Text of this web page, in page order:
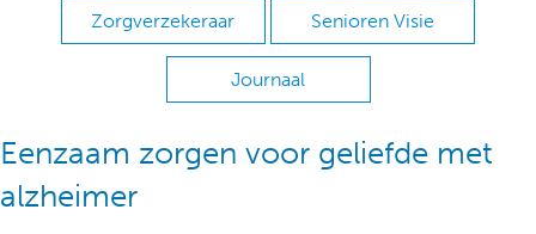
Zorgverzekeraar Senioren Visie
Journaal
Eenzaam zorgen voor geliefde met
alzheimer